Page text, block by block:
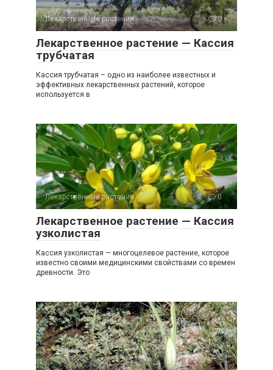
Лекарственные растения 0
Лекарственное растение — Кассия
трубчатая
Кассия трубчатая – одно из наиболее известных и
эффективных лекарственных растений, которое
используется в
Лекарственные растения 0
Лекарственное растение — Кассия
узколистая
Кассия узколистая — многоцелевое растение, которое
известно своими медицинскими свойствами со времен
древности. Это